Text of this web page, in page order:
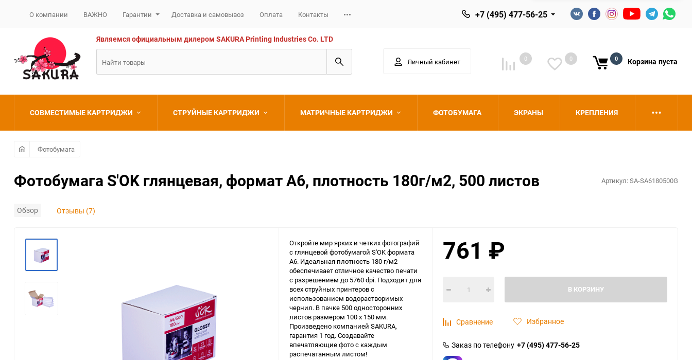
О компании ВАЖНО Гарантии Доставка и самовывоз Оплата Контакты +7 (495) 477-56-25
Являемся официальным дилером SAKURA Printing Industries Co. LTD
Личный кабинет 0 0 0 Корзина пуста
Brother
Konica Minolta
Kyocera Mita
Lexmark
СОВМЕСТИМЫЕ КАРТРИДЖИ СТРУЙНЫЕ КАРТРИДЖИ МАТРИЧНЫЕ КАРТРИДЖИ ФОТОБУМАГА ЭКРАНЫ КРЕПЛЕНИЯ
Фотобумага
Фотобумага S'OK глянцевая, формат А6, плотность 180г/м2, 500 листов Артикул:SA-SA6180500G
Обзор Отзывы (7)
Откройте мир ярких и четких фотографий
с глянцевой фотобумагой S'OK формата
А6. Идеальная плотность 180 г/м2
обеспечивает отличное качество печати
с разрешением до 5760 dpi. Подходит для
всех струйных принтеров с
использованием водорастворимых
чернил. В пачке 500 односторонних
листов размером 100 x 150 мм.
Произведено компанией SAKURA,
гарантия 1 год. Создавайте
впечатляющие фото с каждым
распечатанным листом!
761 ₽
В КОРЗИНУ
Сравнение Избранное
Заказ по телефону +7 (495) 477-56-25